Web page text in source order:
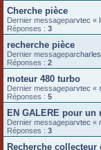
Cherche pièce
Dernier messageparvtec «
Réponses : 3
recherche pièce
Dernier messagepar
Réponses : 2
moteur 480 turbo
Dernier messageparvtec «
Réponses : 5
EN GALERE pour
Dernier messageparvtec «
Réponses : 3
Recherche